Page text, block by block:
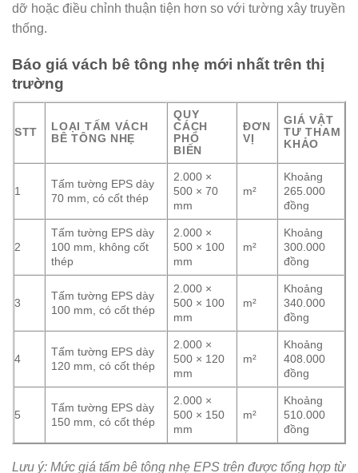
dỡ hoặc điều chỉnh thuận tiện hơn so với tường xây truyền
thống.
Báo giá vách bê tông nhẹ mới nhất trên thị
trường
STT
LOẠI TẤM VÁCH
BÊ TÔNG NHẸ
QUY
CÁCH
PHỔ
BIẾN
ĐƠN
VỊ
GIÁ VẬT
TƯ THAM
KHẢO
1
Tấm tường EPS dày
70 mm, có cốt thép
2.000 ×
500 × 70
mm
m²
Khoảng
265.000
đồng
2
Tấm tường EPS dày
100 mm, không cốt
thép
2.000 ×
500 × 100
mm
m²
Khoảng
300.000
đồng
3
Tấm tường EPS dày
100 mm, có cốt thép
2.000 ×
500 × 100
mm
m²
Khoảng
340.000
đồng
4
Tấm tường EPS dày
120 mm, có cốt thép
2.000 ×
500 × 120
mm
m²
Khoảng
408.000
đồng
5
Tấm tường EPS dày
150 mm, có cốt thép
2.000 ×
500 × 150
mm
m²
Khoảng
510.000
đồng
Lưu ý: Mức giá tấm bê tông nhẹ EPS trên được tổng hợp từ